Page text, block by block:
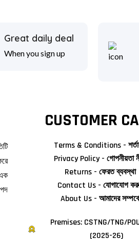
Great daily deal
When you sign up
CUSTOMER
Terms & Conditions -
Privacy Policy - গোপনীয়তা
Returns - ফেরত ব্যবস্থা
Contact Us - যোগাযোগ
About Us - আমাদের
Premises: CSTNG/TNG/
(2025-26)